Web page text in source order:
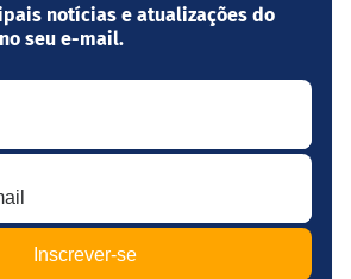
notícias e atualizações do
seu e-mail.